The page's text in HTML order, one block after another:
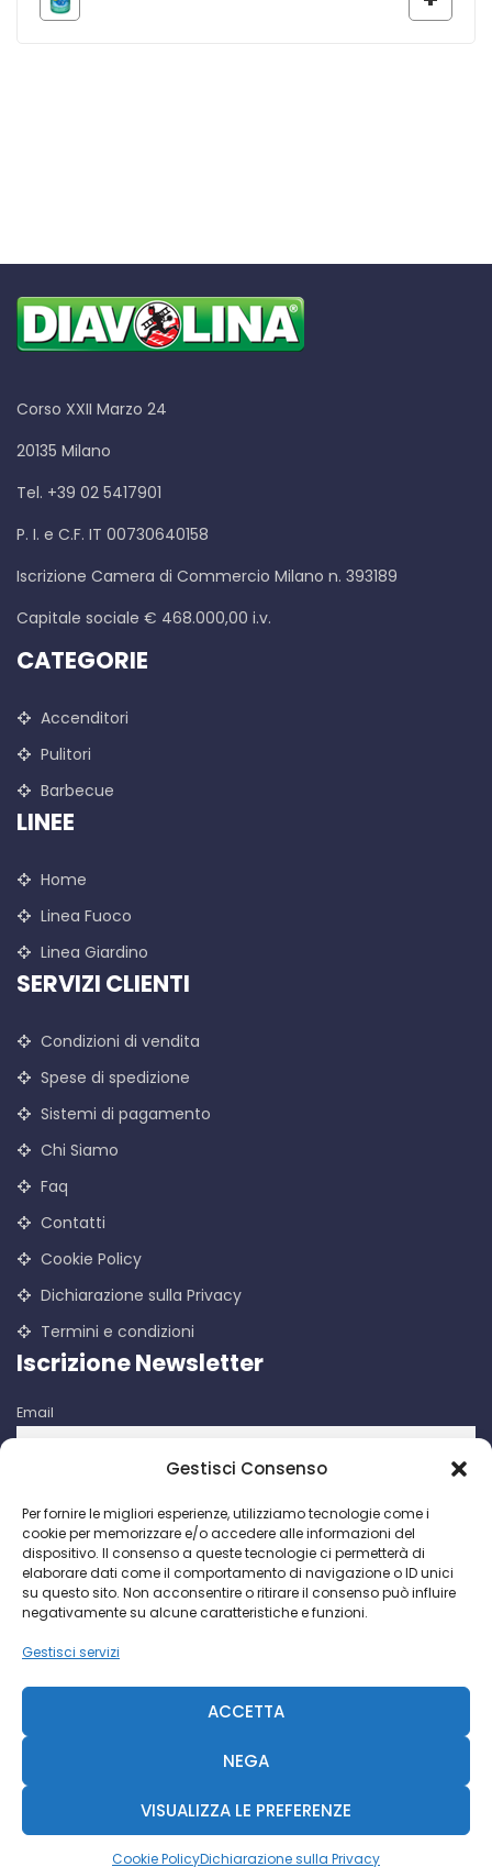
Gestisci Consenso
Per fornire le migliori esperienze, utilizziamo tecnologie come i
cookie per memorizzare e/o accedere alle informazioni del
dispositivo. Il consenso a queste tecnologie ci permetterà di
elaborare dati come il comportamento di navigazione o ID unici
su questo sito. Non acconsentire o ritirare il consenso può influire
negativamente su alcune caratteristiche e funzioni.
Gestisci servizi
ACCETTA
NEGA
VISUALIZZA LE PREFERENZE
Cookie PolicyDichiarazione sulla Privacy
Corso XXII Marzo 24
20135 Milano
Tel. +39 02 5417901
P. I. e C.F. IT 00730640158
Iscrizione Camera di Commercio Milano n. 393189
Capitale sociale € 468.000,00 i.v.
CATEGORIE
Accenditori
Pulitori
Barbecue
LINEE
Home
Linea Fuoco
Linea Giardino
SERVIZI CLIENTI
Condizioni di vendita
Spese di spedizione
Sistemi di pagamento
Chi Siamo
Faq
Contatti
Cookie Policy
Dichiarazione sulla Privacy
Termini e condizioni
Iscrizione Newsletter
Email
raccolti verranno utilizzati per attività di comunicazioni
promozionali da parte di Facco Giuseppe & C. S.p.a.
R.S. Trib. MI N. 69935-2092-845 - Cap. Soc. € 468.000 -
Diavolina |Consulente Web Marketing